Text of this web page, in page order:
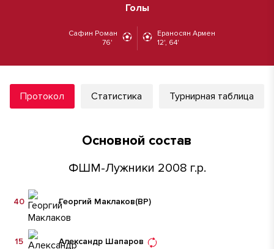
Голы
Сафин Роман
76'
Ераносян Армен
12', 64'
Протокол Статистика Турнирная таблица
Основной состав
ФШМ-Лужники 2008 г.р.
Георгий Маклаков(ВР)
40
Александр Шапаров
15